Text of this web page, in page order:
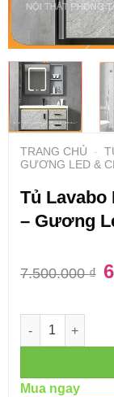
TRANG CHỦ -
GƯƠNG LED &
Tủ Lavabo
– Gương
7.500.000₫
Số lượng
Mua ngay